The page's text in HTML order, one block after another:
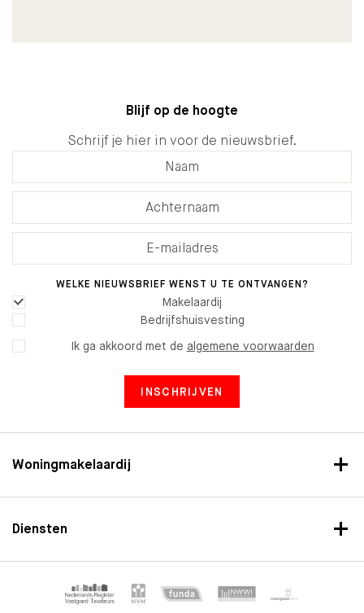
Woningmakelaardij
Diensten
Blijf op de hoogte
Schrijf je hier in voor de nieuwsbrief.
WELKE NIEUWSBRIEF WENST U TE ONTVANGEN?
Makelaardij
Bedrijfshuisvesting
Ik ga akkoord met de algemene voorwaarden
INSCHRIJVEN